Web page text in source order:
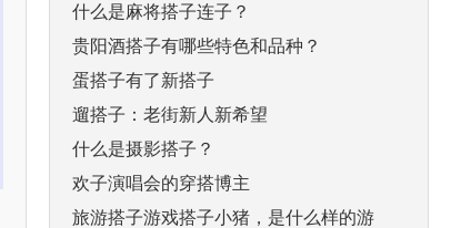
什么是麻将搭子连子？
贵阳酒搭子有哪些特色和品种？
蛋搭子有了新搭子
遛搭子：老街新人新希望
什么是摄影搭子？
欢子演唱会的穿搭博主
旅游搭子游戏搭子小猪，是什么样的游